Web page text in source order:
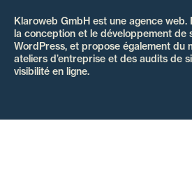
Klaroweb GmbH est une agence web.
la conception et le développement de
WordPress, et propose également du
ateliers d’entreprise et des audits de
visibilité en ligne.